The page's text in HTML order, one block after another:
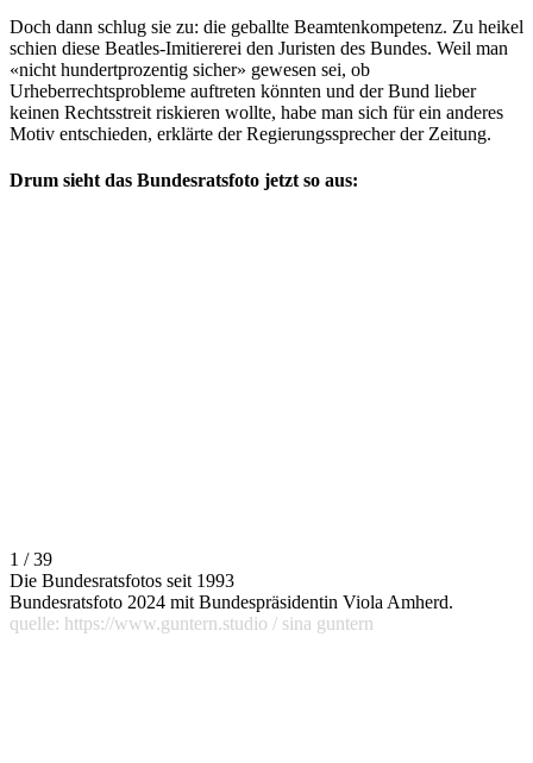
Doch dann schlug sie zu: die geballte Beamtenkompetenz. Zu heikel
schien diese Beatles-Imitiererei den Juristen des Bundes. Weil man
«nicht hundertprozentig sicher» gewesen sei, ob
Urheberrechtsprobleme auftreten könnten und der Bund lieber
keinen Rechtsstreit riskieren wollte, habe man sich für ein anderes
Motiv entschieden, erklärte der Regierungssprecher der Zeitung.
Drum sieht das Bundesratsfoto jetzt so aus:
1 / 39
Die Bundesratsfotos seit 1993
Bundesratsfoto 2024 mit Bundespräsidentin Viola Amherd.
quelle: https://www.guntern.studio / sina guntern